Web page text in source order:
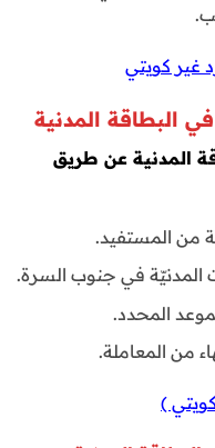
غير كويتي
البطاقة المدنية
المدنية عن طريق
من المستفيد.
المدنيّة في جنوب السرة.
المحدد.
من المعاملة.
)